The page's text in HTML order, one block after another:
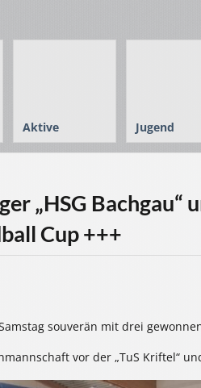
Aktive Jugend
„HSG Bachgau“
Cup +++
souverän mit drei
vor der „TuS Kriftel“